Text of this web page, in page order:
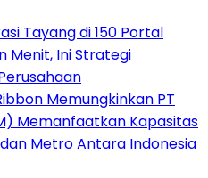
Tayang di 150 Portal
Menit, Ini Strategi
Memungkinkan PT
Memanfaatkan Kapasitas
Metro Antara Indonesia